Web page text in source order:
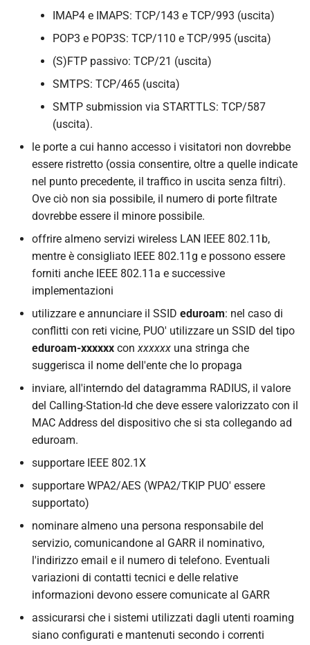
IMAP4 e IMAPS: TCP/143 e TCP/993 (uscita)
POP3 e POP3S: TCP/110 e TCP/995 (uscita)
(S)FTP passivo: TCP/21 (uscita)
SMTPS: TCP/465 (uscita)
SMTP submission via STARTTLS: TCP/587
(uscita).
le porte a cui hanno accesso i visitatori non dovrebbe
essere ristretto (ossia consentire, oltre a quelle indicate
nel punto precedente, il traffico in uscita senza filtri).
Ove ciò non sia possibile, il numero di porte filtrate
dovrebbe essere il minore possibile.
offrire almeno servizi wireless LAN IEEE 802.11b,
mentre è consigliato IEEE 802.11g e possono essere
forniti anche IEEE 802.11a e successive
implementazioni
utilizzare e annunciare il SSID eduroam: nel caso di
conflitti con reti vicine, PUO' utilizzare un SSID del tipo
eduroam-xxxxxx conxxxxxx una stringa che
suggerisca il nome dell'ente che lo propaga
inviare, all'interndo del datagramma RADIUS, il valore
del Calling-Station-Id che deve essere valorizzato con il
MAC Address del dispositivo che si sta collegando ad
eduroam.
supportare IEEE 802.1X
supportare WPA2/AES (WPA2/TKIP PUO' essere
supportato)
nominare almeno una persona responsabile del
servizio, comunicandone al GARR il nominativo,
l'indirizzo email e il numero di telefono. Eventuali
variazioni di contatti tecnici e delle relative
informazioni devono essere comunicate al GARR
assicurarsi che i sistemi utilizzati dagli utenti roaming
siano configurati e mantenuti secondo i correnti